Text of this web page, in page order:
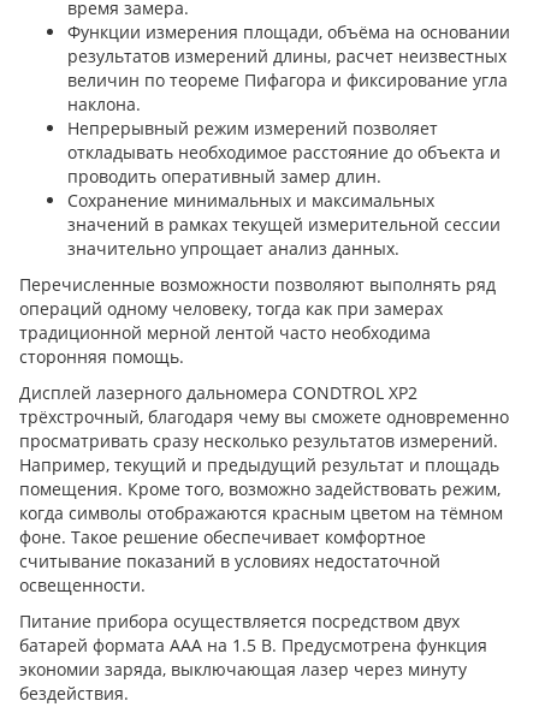
время замера.
Функции измерения площади, объёма на основании
результатов измерений длины, расчет неизвестных
величин по теореме Пифагора и фиксирование угла
наклона.
Непрерывный режим измерений позволяет
откладывать необходимое расстояние до объекта и
проводить оперативный замер длин.
Сохранение минимальных и максимальных
значений в рамках текущей измерительной сессии
значительно упрощает анализ данных.
Перечисленные возможности позволяют выполнять ряд
операций одному человеку, тогда как при замерах
традиционной мерной лентой часто необходима
сторонняя помощь.
Дисплей лазерного дальномера CONDTROL XP2
трёхстрочный, благодаря чему вы сможете одновременно
просматривать сразу несколько результатов измерений.
Например, текущий и предыдущий результат и площадь
помещения. Кроме того, возможно задействовать режим,
когда символы отображаются красным цветом на тёмном
фоне. Такое решение обеспечивает комфортное
считывание показаний в условиях недостаточной
освещенности.
Питание прибора осуществляется посредством двух
батарей формата ААА на 1.5 В. Предусмотрена функция
экономии заряда, выключающая лазер через минуту
бездействия.